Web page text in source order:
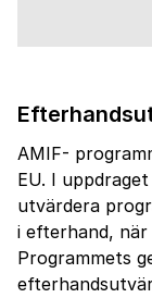
AMIF-
EU. I
utvärdera
i efterhand,
Programmets